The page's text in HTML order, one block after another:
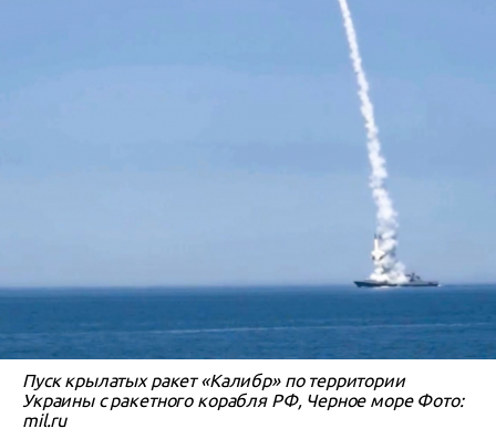
Пуск крылатых ракет «Калибр» по территории
Украины с ракетного корабля РФ, Черное море Фото:
mil.ru